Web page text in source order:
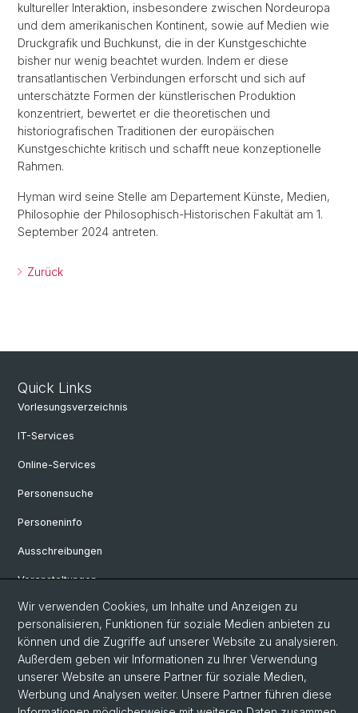
kultureller Interaktion, insbesondere zwischen Nordeuropa
und dem amerikanischen Kontinent, sowie auf Medien wie
Druckgrafik und Buchkunst, die in der Kunstgeschichte
bisher nur wenig beachtet wurden. Indem er diese
transatlantischen Verbindungen erforscht und sich auf
unterschätzte Formen der künstlerischen Produktion
konzentriert, bewertet er die theoretischen und
historiografischen Traditionen der europäischen
Kunstgeschichte kritisch und schafft neue konzeptionelle
Rahmen.
Hyman wird seine Stelle am Departement Künste, Medien,
Philosophie der Philosophisch-Historischen Fakultät am 1.
September 2024 antreten.
Zurück
Quick Links
Vorlesungsverzeichnis
IT-Services
Online-Services
Personensuche
Personeninfo
Ausschreibungen
Veranstaltungen
eikones - Zentrum für die Theorie und Geschichte des Bildes
Archiv eikones NFS Bildkritik 2005 - 2017
Renaissance Kolloquium
Wir verwenden Cookies, um Inhalte und Anzeigen zu
personalisieren, Funktionen für soziale Medien anbieten zu
können und die Zugriffe auf unserer Website zu analysieren.
Außerdem geben wir Informationen zu Ihrer Verwendung
unserer Website an unsere Partner für soziale Medien,
Werbung und Analysen weiter. Unsere Partner führen diese